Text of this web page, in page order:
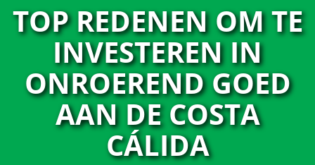
TOP REDENEN OM TE
INVESTEREN IN
ONROEREND GOED
AAN DE COSTA
CÁLIDA